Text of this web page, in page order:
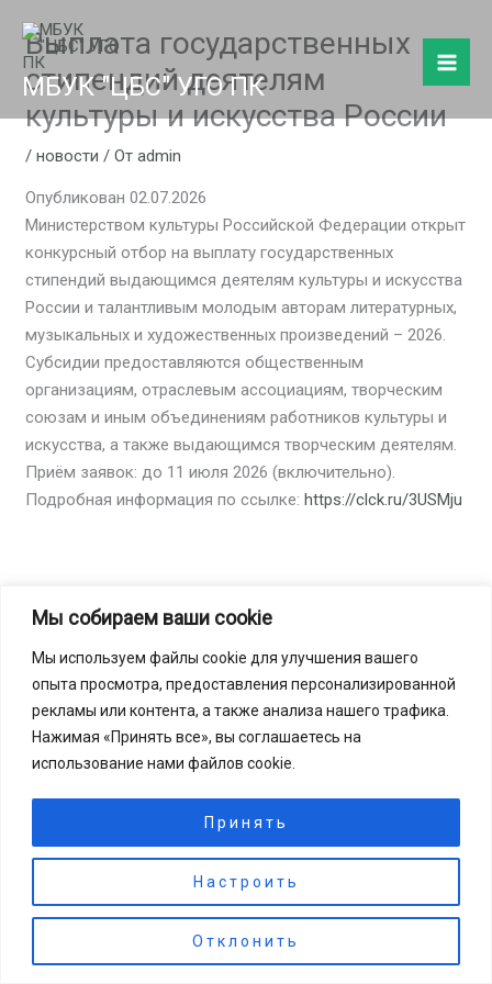
Мы собираем ваши cookie
Мы используем файлы cookie для улучшения вашего
опыта просмотра, предоставления персонализированной
рекламы или контента, а также анализа нашего трафика.
Нажимая «Принять все», вы соглашаетесь на
использование нами файлов cookie.
Настроить
Отклонить
Принять
содержимому
МБУК "ЦБС" УГО ПК
Выплата государственных
стипендий деятелям
культуры и искусства России
/новости / Отadmin
Опубликован 02.07.2026
Министерством культуры Российской Федерации открыт
конкурсный отбор на выплату государственных
стипендий выдающимся деятелям культуры и искусства
России и талантливым молодым авторам литературных,
музыкальных и художественных произведений – 2026.
Субсидии предоставляются общественным
организациям, отраслевым ассоциациям, творческим
союзам и иным объединениям работников культуры и
искусства, а также выдающимся творческим деятелям.
Приём заявок: до 11 июля 2026 (включительно).
Подробная информация по ссылке:https://clck.ru/3USMju
Предыдущая Запись
2024-2025. © МБУК "ЦБС". Все права защищены.
🔊 Включить озвучку